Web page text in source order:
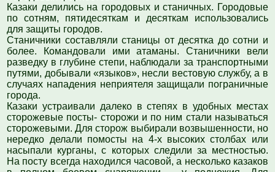
Казаки делились на городовых и станичных. Городовые
по сотням, пятидесяткам и десяткам использовались
для защиты городов.
Станичники составляли станицы от десятка до сотни и
более. Командовали ими атаманы. Станичники вели
разведку в глубине степи, наблюдали за транспортными
путями, добывали «языков», несли вестовую службу, а в
случаях нападения неприятеля защищали пограничные
города.
Казаки устраивали далеко в степях в удобных местах
сторожевые посты- сторoжи и по ним стали называться
сторожевыми. Для сторoж выбирали возвышенности, но
нередко делали помосты на 4-х высоких столбах или
насыпали курганы, с которых следили за местностью.
На посту всегда находился часовой, а несколько казаков